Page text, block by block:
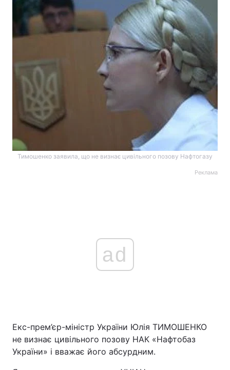
Тимошенко заявила, що не визнає цивільного позову Нафтогазу
Реклама
ad
Екс-прем’єр-міністр України Юлія ТИМОШЕНКО
не визнає цивільного позову НАК «Нафтобаз
України» і вважає його абсурдним.